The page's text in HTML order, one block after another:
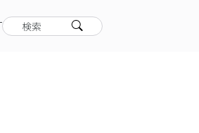
検索